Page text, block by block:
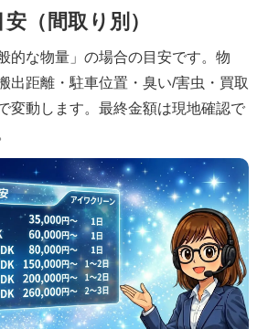
（間取り別）
的な物量」の場合の目安です。物
出距離・駐車位置・臭い/害虫・買取
変動します。最終金額は現地確認で